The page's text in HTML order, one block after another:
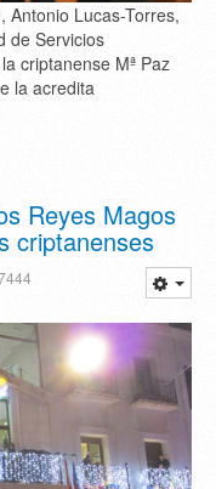
Antonio Lucas-Torres,
de Servicios
criptanense Mª Paz
la acredita
Reyes Magos
criptanenses